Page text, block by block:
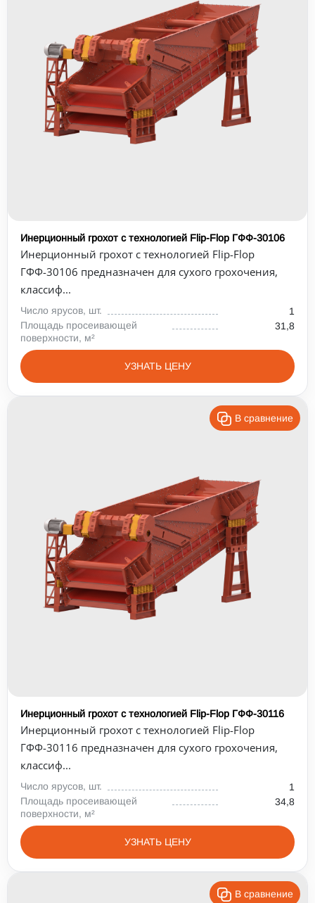
Инерционный грохот с технологией Flip-Flop ГФФ-30106
Инерционный грохот с технологией Flip-Flop
ГФФ-30106 предназначен для сухого грохочения,
классиф...
Число ярусов, шт.
1
Площадь просеивающей
поверхности, м²
31,8
УЗНАТЬ ЦЕНУ
В сравнение
Инерционный грохот с технологией Flip-Flop ГФФ-30116
Инерционный грохот с технологией Flip-Flop
ГФФ-30116 предназначен для сухого грохочения,
классиф...
Число ярусов, шт.
1
Площадь просеивающей
поверхности, м²
34,8
УЗНАТЬ ЦЕНУ
В сравнение